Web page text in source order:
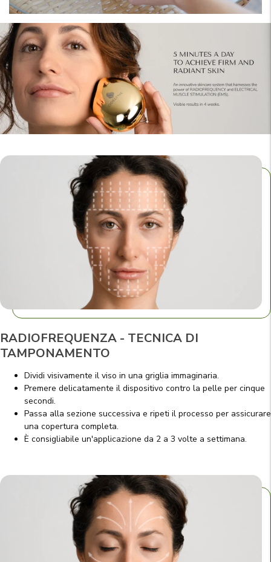
RADIOFREQUENZA - TECNICA DI
TAMPONAMENTO
Dividi visivamente il viso in una griglia immaginaria.
Premere delicatamente il dispositivo contro la pelle per cinque
secondi.
Passa alla sezione successiva e ripeti il processo per assicurare
una copertura completa.
È consigliabile un'applicazione da 2 a 3 volte a settimana.